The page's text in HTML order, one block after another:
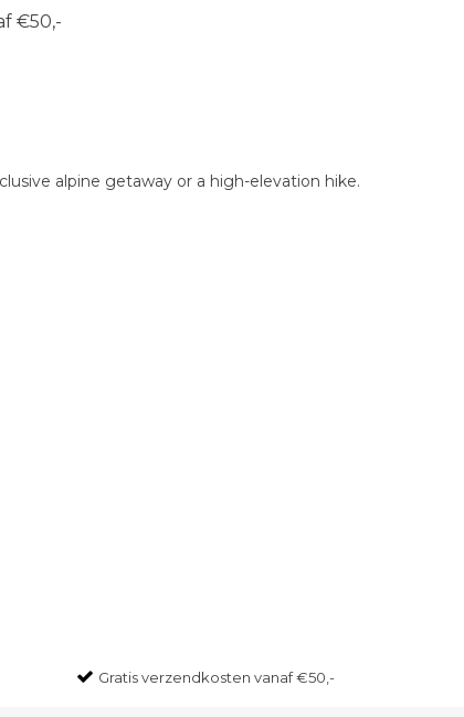
€50,-
alpine getaway or a high-elevation hike.
Gratisverzendkosten vanaf €50,-